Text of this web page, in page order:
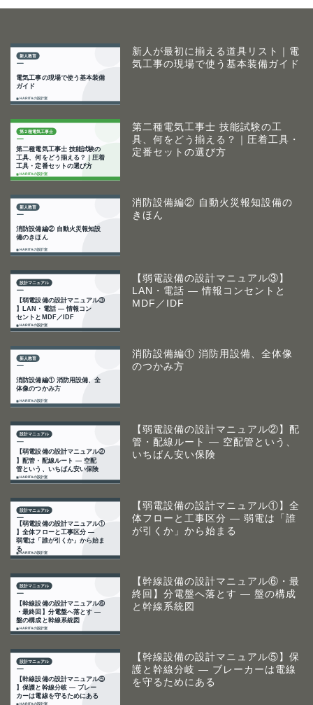
新人が最初に揃える道具リスト｜電
気工事の現場で使う基本装備ガイド
第二種電気工事士 技能試験の工
具、何をどう揃える？｜圧着工具・
定番セットの選び方
消防設備編② 自動火災報知設備の
きほん
【弱電設備の設計マニュアル③】
LAN・電話 ― 情報コンセントと
MDF／IDF
消防設備編① 消防用設備、全体像
のつかみ方
【弱電設備の設計マニュアル②】配
管・配線ルート ― 空配管という、
いちばん安い保険
【弱電設備の設計マニュアル①】全
体フローと工事区分 ― 弱電は「誰
が引くか」から始まる
【幹線設備の設計マニュアル⑥・最
終回】分電盤へ落とす ― 盤の構成
と幹線系統図
【幹線設備の設計マニュアル⑤】保
護と幹線分岐 ― ブレーカーは電線
を守るためにある